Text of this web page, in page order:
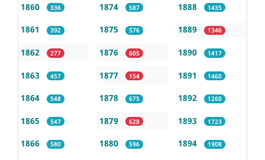
1860 336
1861 392
1862 277
1863 457
1864 548
1865 547
1866 580
1874 587
1875 576
1876 605
1877 154
1878 675
1879 628
1880 596
1888 1435
1889 1346
1890 1417
1891 1460
1892 1260
1893 1723
1894 1908